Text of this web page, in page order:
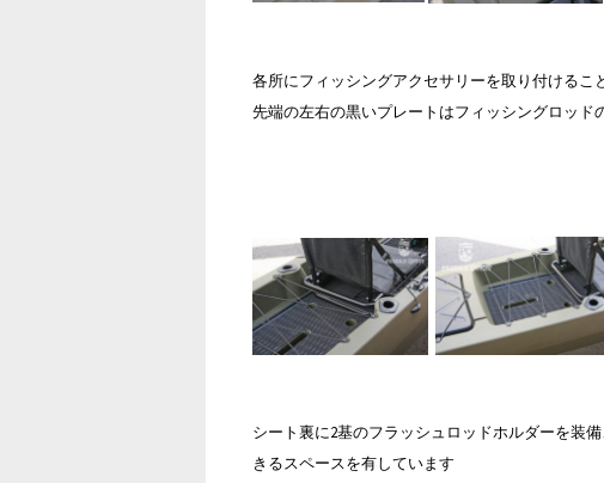
各所にフィッシングアクセサリーを取り付けるこ
先端の左右の黒いプレートはフィッシングロッド
シート裏に2基のフラッシュロッドホルダーを装
きるスペースを有しています